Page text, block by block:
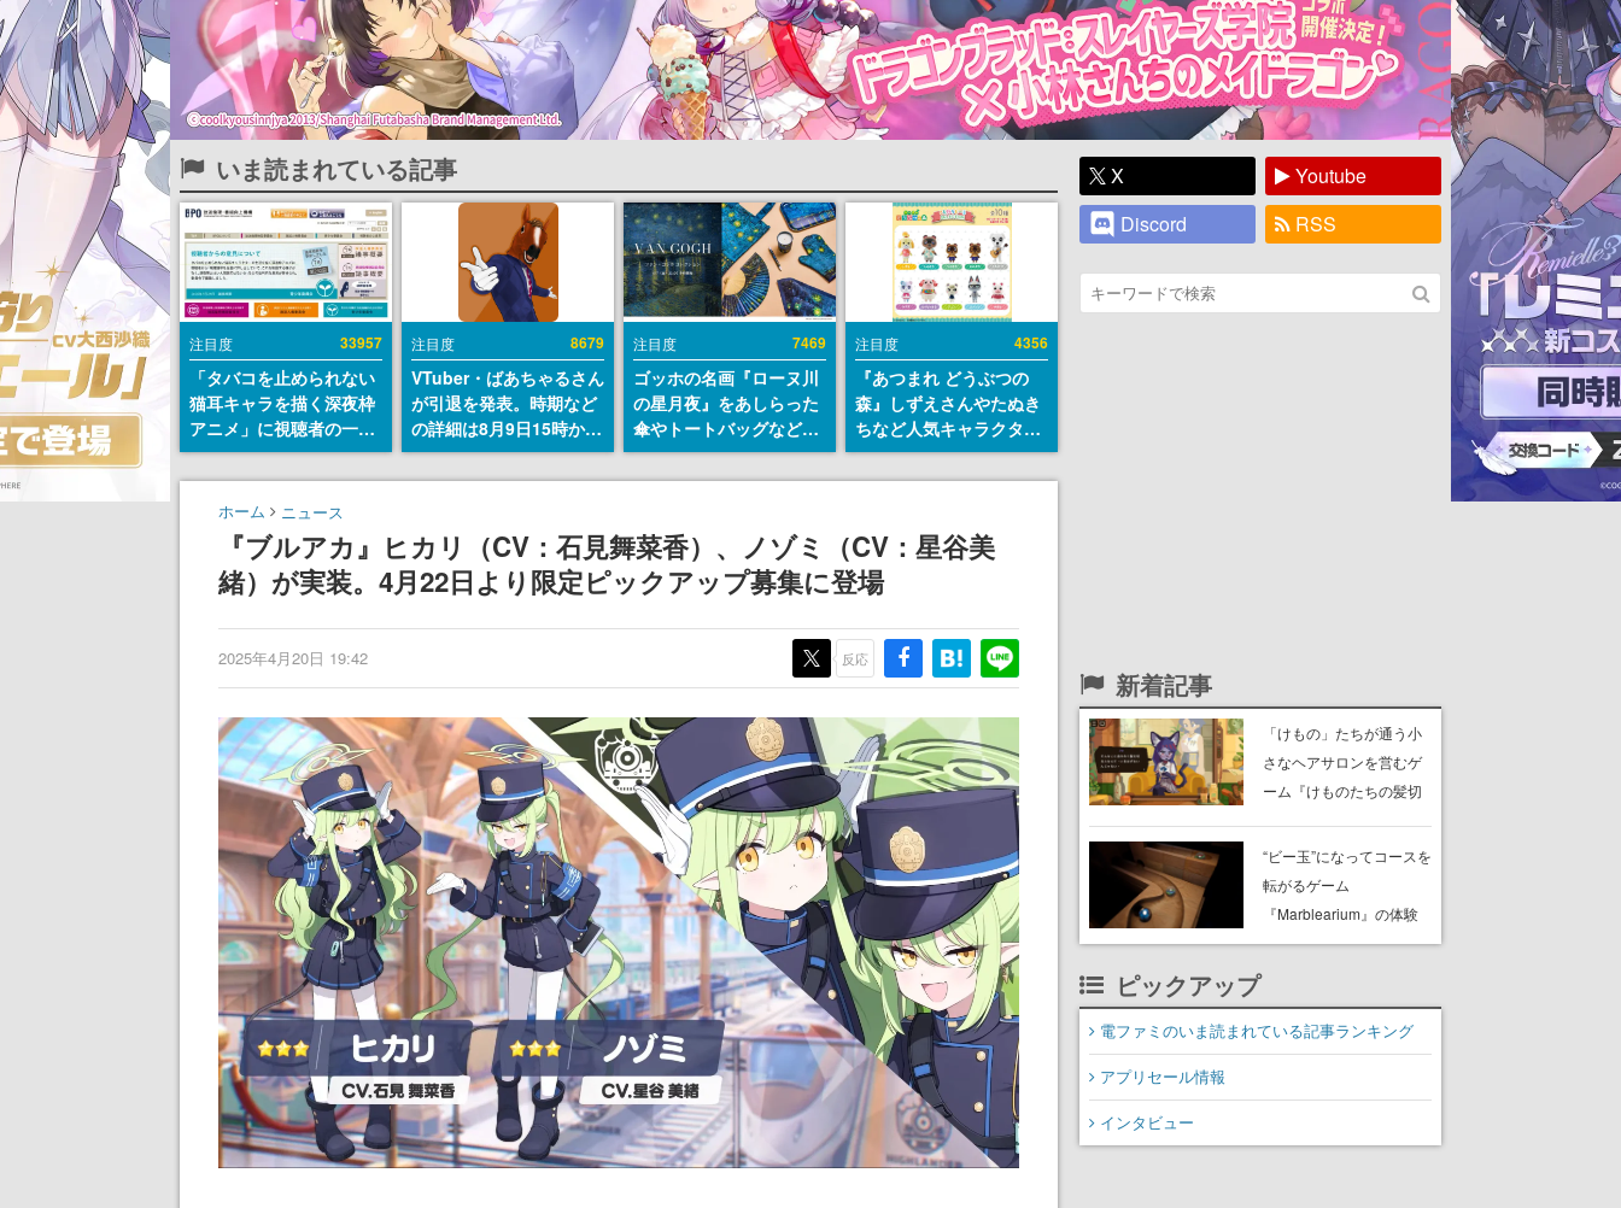
いま読まれている記事
注目度 33957
「タバコを止められない
猫耳キャラを描く深夜枠
アニメ」に視聴者の一部
から批判意見。違法薬物
の使用と思しき描写も含
めて、BPOが議論を交わ
注目度 8679
VTuber・ばあちゃるさん
が引退を発表。時期など
の詳細は8月9日15時から
の配信で説明
注目度 7469
ゴッホの名画『ローヌ川
の星月夜』をあしらった
傘やトートバッグなどが
登場。8月7日21時より2
日間限定で予約販売
注目度 4356
『あつまれ どうぶつの
森』しずえさんやたぬき
ちなど人気キャラクター
のフロッキードールが9
月に発売開始。「とたけ
ホーム ニュース
『ブルアカ』ヒカリ（CV：石見舞菜香）、ノゾミ（CV：星谷美
緒）が実装。4月22日より限定ピックアップ募集に登場
2025年4月20日 19:42 反応
X
Youtube
Discord
RSS
新着記事
「けもの」たちが通う小
さなヘアサロンを営むゲ
ーム『けものたちの髪切
始。悩みを持ったお客様
と会話を交わし“本当に望
んでる髪型”を見つけ出す
“ビー玉”になってコースを
転がるゲーム
『Marblearium』の体験
版がSteamで本日8月7日
ピックアップ
電ファミのいま読まれている記事ランキング
アプリセール情報
インタビュー